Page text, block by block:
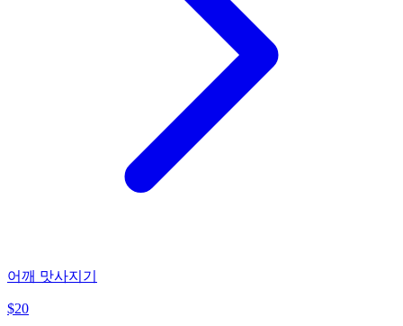
어깨 맛사지기
$20